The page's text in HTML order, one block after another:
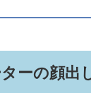
ーの顔出